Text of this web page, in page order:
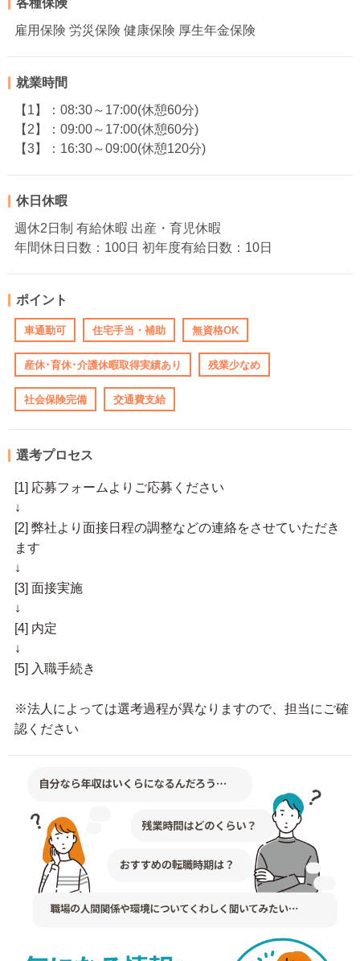
各種保険
雇用保険 労災保険 健康保険 厚生年金保険
就業時間
【1】：08:30～17:00(休憩60分)
【2】：09:00～17:00(休憩60分)
【3】：16:30～09:00(休憩120分)
休日休暇
週休2日制 有給休暇 出産・育児休暇
年間休日日数：100日 初年度有給日数：10日
ポイント
車通勤可 住宅手当・補助 無資格OK
産休･育休･介護休暇取得実績あり 残業少なめ
社会保険完備 交通費支給
選考プロセス
[1] 応募フォームよりご応募ください
↓
[2] 弊社より面接日程の調整などの連絡をさせていただき
ます
↓
[3] 面接実施
↓
[4] 内定
↓
[5] 入職手続き
※法人によっては選考過程が異なりますので、担当にご確
認ください